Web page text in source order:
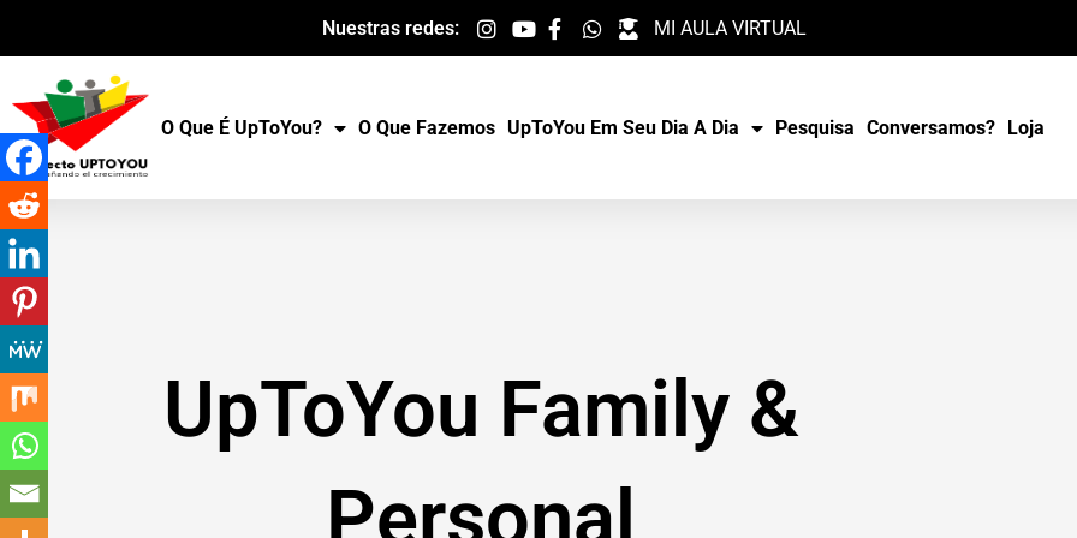
para
conteúdo
Nuestras redes: MI AULA VIRTUAL
O Que É UpToYou? O Que Fazemos UpToYou Em Seu Dia A Dia Pesquisa Conversamos? Loja
UpToYou Family &
Personal